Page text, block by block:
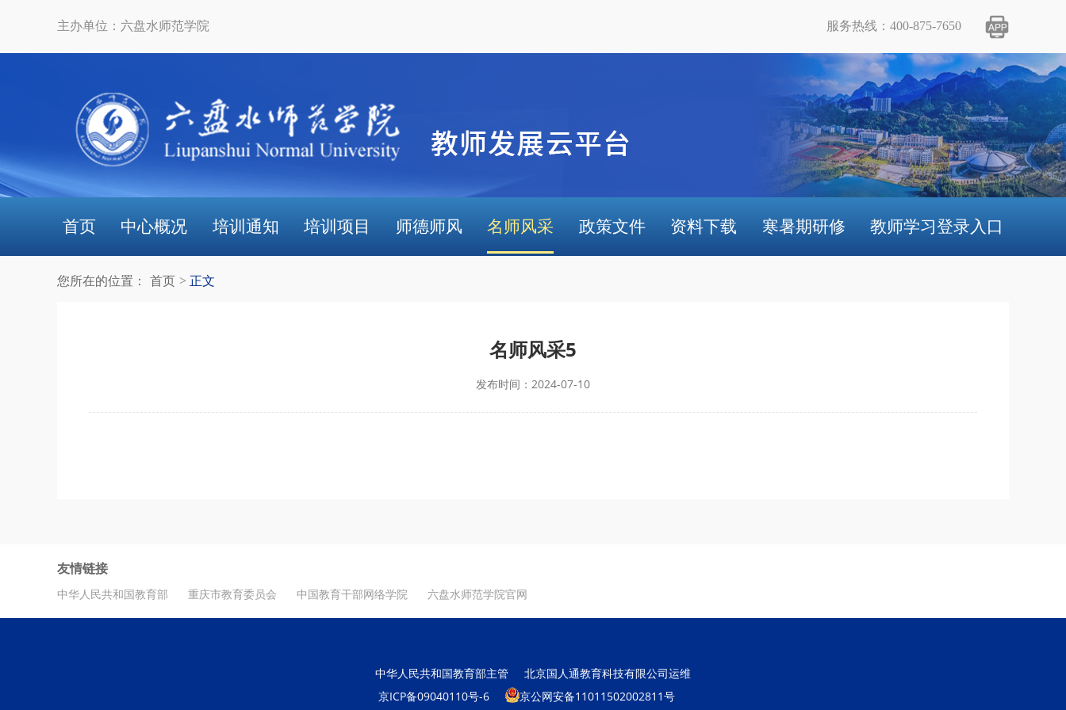
主办单位：六盘水师范学院 服务热线：400-875-7650
首页 中心概况 培训通知 培训项目 师德师风 名师风采 政策文件 资料下载 寒暑期研修 教师学习登录入口
您所在的位置： 首页 正文
名师风采5
发布时间：2024-07-10
友情链接
中华人民共和国教育部 重庆市教育委员会 中国教育干部网络学院 六盘水师范学院官网
中华人民共和国教育部主管
北京国人通教育科技有限公司运维
京ICP备09040110号-6
京公网安备11011502002811号